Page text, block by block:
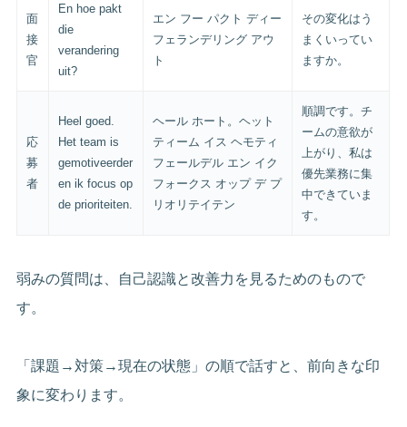
面
接
官
En hoe pakt
die
verandering
uit?
エン フー パクト ディー
フェランデリング アウ
ト
その変化はう
まくいってい
ますか。
応
募
者
Heel goed.
Het team is
gemotiveerder
en ik focus op
de prioriteiten.
ヘール ホート。ヘット
ティーム イス ヘモティ
フェールデル エン イク
フォークス オップ デ プ
リオリテイテン
順調です。チ
ームの意欲が
上がり、私は
優先業務に集
中できていま
す。
弱みの質問は、自己認識と改善力を見るためのもので
す。
「課題→対策→現在の状態」の順で話すと、前向きな印
象に変わります。